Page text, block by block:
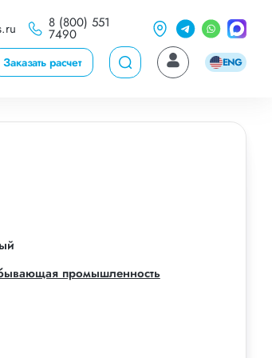
8 (800) 551
7490
Заказать расчет ENG
промышленность